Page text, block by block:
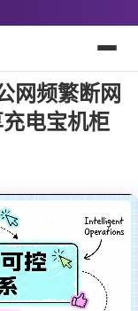
网频繁断网
电宝机柜